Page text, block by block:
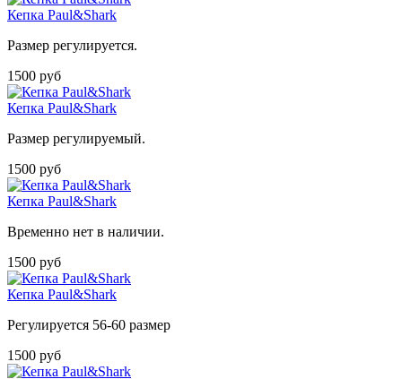
Кепка Paul&Shark
Размер регулируется.
1500 руб
Кепка Paul&Shark
Размер регулируемый.
1500 руб
Кепка Paul&Shark
Временно нет в наличии.
1500 руб
Кепка Paul&Shark
Регулируется 56-60 размер
1500 руб